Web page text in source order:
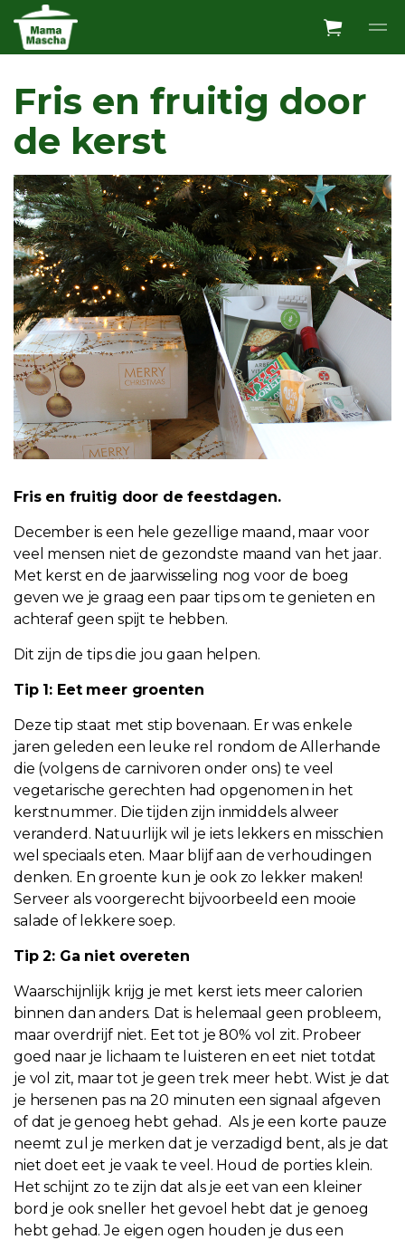
Overslaan en ga direct naar de inhoud
Fris en fruitig door
de kerst
Fris en fruitig door de feestdagen.
December is een hele gezellige maand, maar voor
veel mensen niet de gezondste maand van het jaar.
Met kerst en de jaarwisseling nog voor de boeg
geven we je graag een paar tips om te genieten en
achteraf geen spijt te hebben.
Dit zijn de tips die jou gaan helpen.
Tip 1: Eet meer groenten
Deze tip staat met stip bovenaan. Er was enkele
jaren geleden een leuke rel rondom de Allerhande
die (volgens de carnivoren onder ons) te veel
vegetarische gerechten had opgenomen in het
kerstnummer. Die tijden zijn inmiddels alweer
veranderd. Natuurlijk wil je iets lekkers en misschien
wel speciaals eten. Maar blijf aan de verhoudingen
denken. En groente kun je ook zo lekker maken!
Serveer als voorgerecht bijvoorbeeld een mooie
salade of lekkere soep.
Tip 2: Ga niet overeten
Waarschijnlijk krijg je met kerst iets meer calorien
binnen dan anders. Dat is helemaal geen probleem,
maar overdrijf niet. Eet tot je 80% vol zit. Probeer
goed naar je lichaam te luisteren en eet niet totdat
je vol zit, maar tot je geen trek meer hebt. Wist je dat
je hersenen pas na 20 minuten een signaal afgeven
of dat je genoeg hebt gehad. Als je een korte pauze
neemt zul je merken dat je verzadigd bent, als je dat
niet doet eet je vaak te veel. Houd de porties klein.
Het schijnt zo te zijn dat als je eet van een kleiner
bord je ook sneller het gevoel hebt dat je genoeg
hebt gehad. Je eigen ogen houden je dus een